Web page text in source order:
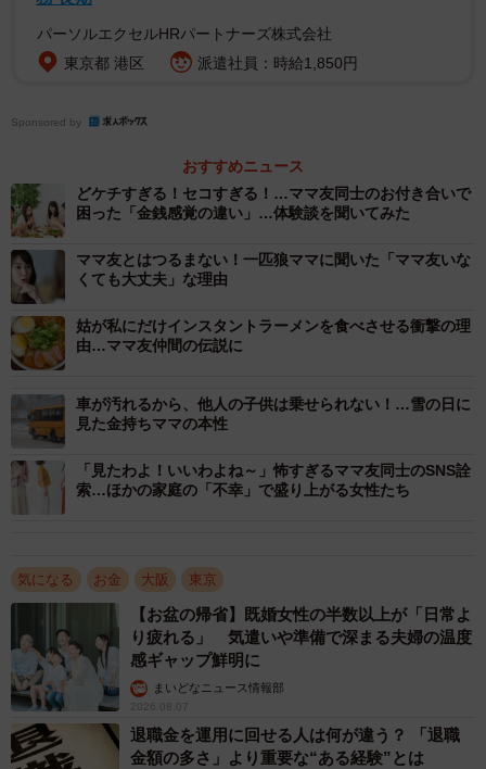
A子が住んでいたのは大阪ミナミの辺り。道頓堀やアメリカ
村の流行りのお店でランチをしたり、お互いの家で料理を
持ち寄りパーティーを楽しんだり。地域のお祭りやイベン
トにもよく一緒に出掛けていたそうです。
なかでもよく自宅に招いてくれたのはリーダー格のB子。夫
は経営者で比較的裕福な専業主婦。家の中でもばっちりフ
ルメイクにゴージャスな栗色の巻き毛。つけまつげとジェ
ルネイルを欠かしたことがありません。「一番の趣味は貯
金」と公言しつつも、サバサバとして気前のいい、華やか
な大阪のマダムといった風情の頼りになるママ友だったそ
うです。
A子が離婚して傷心のときには、B子を筆頭に、このママ友
もたちと東京へ戻ることを決め、大阪を去る前日には、マ
マ友総出で引っ越しの手伝い、夜はさよならパーティー。
この日に向けてみんなで作ってくれた、子どもたちが赤ち
ゃんの頃からの今までの成長をまとめたアルバムに大感激
し、涙の別れをしたそうです。
世間でいわれるところの陰湿なママ友ワールドとは無縁な
パーソルエクセルHRパートナーズ株式会社
東京都 港区
派遣社員：時給1,850円
Sponsored by
おすすめニュース
どケチすぎる！セコすぎる！…ママ友同士のお付き合いで
困った「金銭感覚の違い」…体験談を聞いてみた
ママ友とはつるまない！一匹狼ママに聞いた「ママ友いな
くても大丈夫」な理由
姑が私にだけインスタントラーメンを食べさせる衝撃の理
由…ママ友仲間の伝説に
車が汚れるから、他人の子供は乗せられない！…雪の日に
見た金持ちママの本性
「見たわよ！いいわよね～」怖すぎるママ友同士のSNS詮
索…ほかの家庭の「不幸」で盛り上がる女性たち
気になる お金 大阪 東京
【お盆の帰省】既婚女性の半数以上が「日常よ
り疲れる」 気遣いや準備で深まる夫婦の温度
感ギャップ鮮明に
まいどなニュース情報部
2026.08.07
退職金を運用に回せる人は何が違う？ 「退職
金額の多さ」より重要な“ある経験”とは